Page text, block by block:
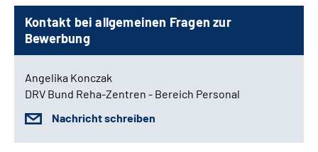
Kontakt bei allgemeinen Fragen zur
Bewerbung
Angelika Konczak
DRV Bund Reha-Zentren - Bereich Personal
Nachricht schreiben